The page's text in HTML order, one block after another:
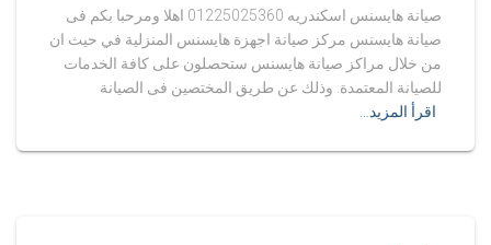
صيانة هايسنس اسكندريه 01225025360 اهلا ومرحبا بكم فى
صيانة هايسنس مركز صيانة اجهزة هايسنس المنزلية في حيث ان
من خلال مراكز صيانة هايسنس ستحصلون على كافة الخدمات
للصيانة المعتمدة. وذلك عن طريق المختصين فى الصيانة
اقرأ المزيد…